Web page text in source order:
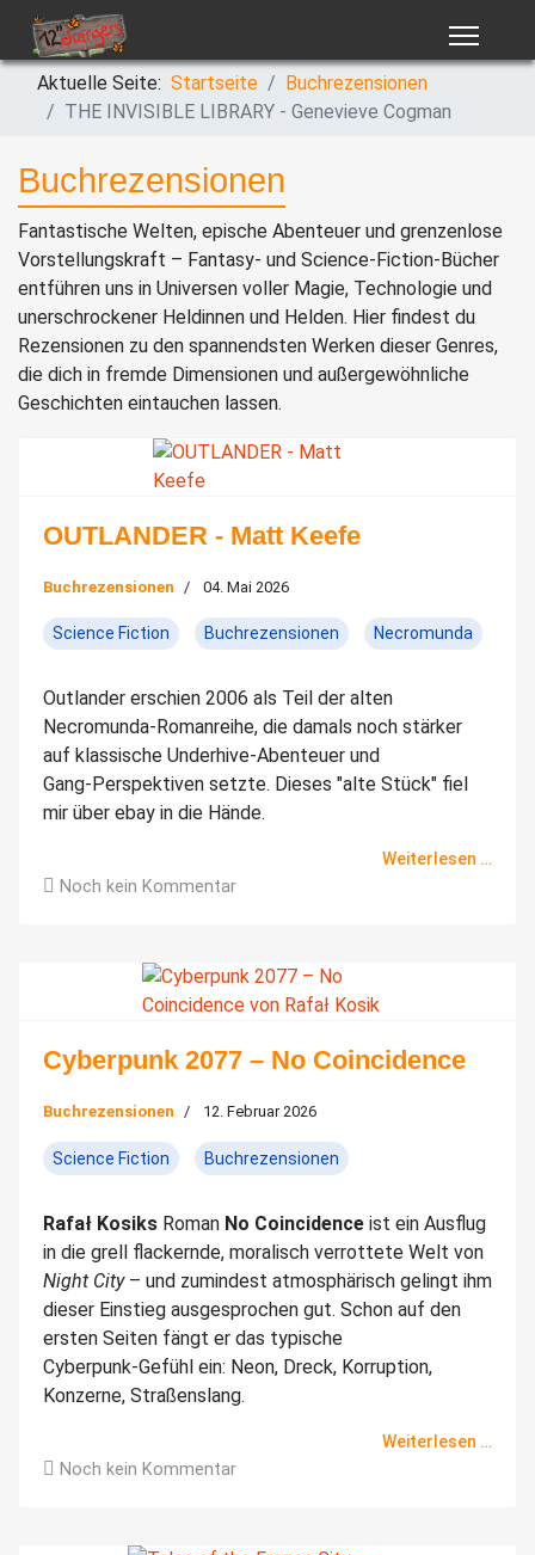
Aktuelle Seite: Startseite
Buchrezensionen
THE INVISIBLE LIBRARY - Genevieve Cogman
Buchrezensionen
Fantastische Welten, epische Abenteuer und grenzenlose
Vorstellungskraft – Fantasy- und Science-Fiction-Bücher
entführen uns in Universen voller Magie, Technologie und
unerschrockener Heldinnen und Helden. Hier findest du
Rezensionen zu den spannendsten Werken dieser Genres,
die dich in fremde Dimensionen und außergewöhnliche
Geschichten eintauchen lassen.
OUTLANDER - Matt Keefe
Buchrezensionen 04. Mai 2026
Science Fiction Buchrezensionen Necromunda
Outlander erschien 2006 als Teil der alten
Necromunda‑Romanreihe, die damals noch stärker
auf klassische Underhive‑Abenteuer und
Gang‑Perspektiven setzte. Dieses "alte Stück" fiel
mir über ebay in die Hände.
Weiterlesen …
Noch kein Kommentar
Cyberpunk 2077 – No Coincidence
Buchrezensionen 12. Februar 2026
Science Fiction Buchrezensionen
Rafał Kosiks Roman No Coincidence ist ein Ausflug
in die grell flackernde, moralisch verrottete Welt von
Night City– und zumindest atmosphärisch gelingt ihm
dieser Einstieg ausgesprochen gut. Schon auf den
ersten Seiten fängt er das typische
Cyberpunk‑Gefühl ein: Neon, Dreck, Korruption,
Konzerne, Straßenslang.
Weiterlesen …
Noch kein Kommentar